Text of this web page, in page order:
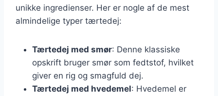
unikke ingredienser. Her er nogle af de mest
almindelige typer tærtedej:
Tærtedej med smør: Denne klassiske
opskrift bruger smør som fedtstof, hvilket
giver en rig og smagfuld dej.
Tærtedej med hvedemel: Hvedemel er